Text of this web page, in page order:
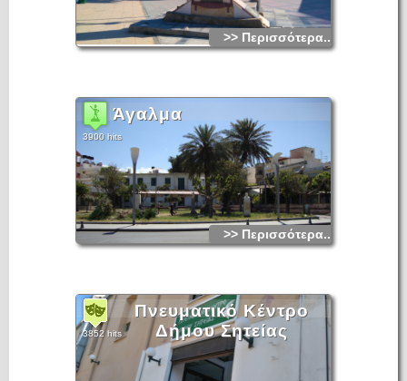
>> Περισσότερα...
Άγαλμα
3900 hits
>> Περισσότερα...
Πνευματικό Κέντρο
Δήμου Σητείας
3852 hits